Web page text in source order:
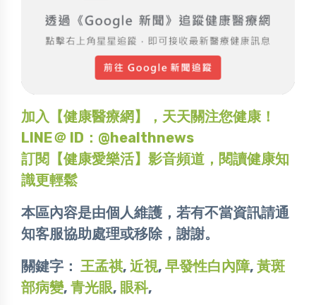
加入【健康醫療網】，天天關注您健康！
LINE＠ ID：@healthnews
訂閱【健康愛樂活】影音頻道，閱讀健康知
識更輕鬆
本區內容是由個人維護，若有不當資訊請通
知客服協助處理或移除，謝謝。
關鍵字： 王孟祺, 近視, 早發性白內障, 黃斑
部病變, 青光眼, 眼科,